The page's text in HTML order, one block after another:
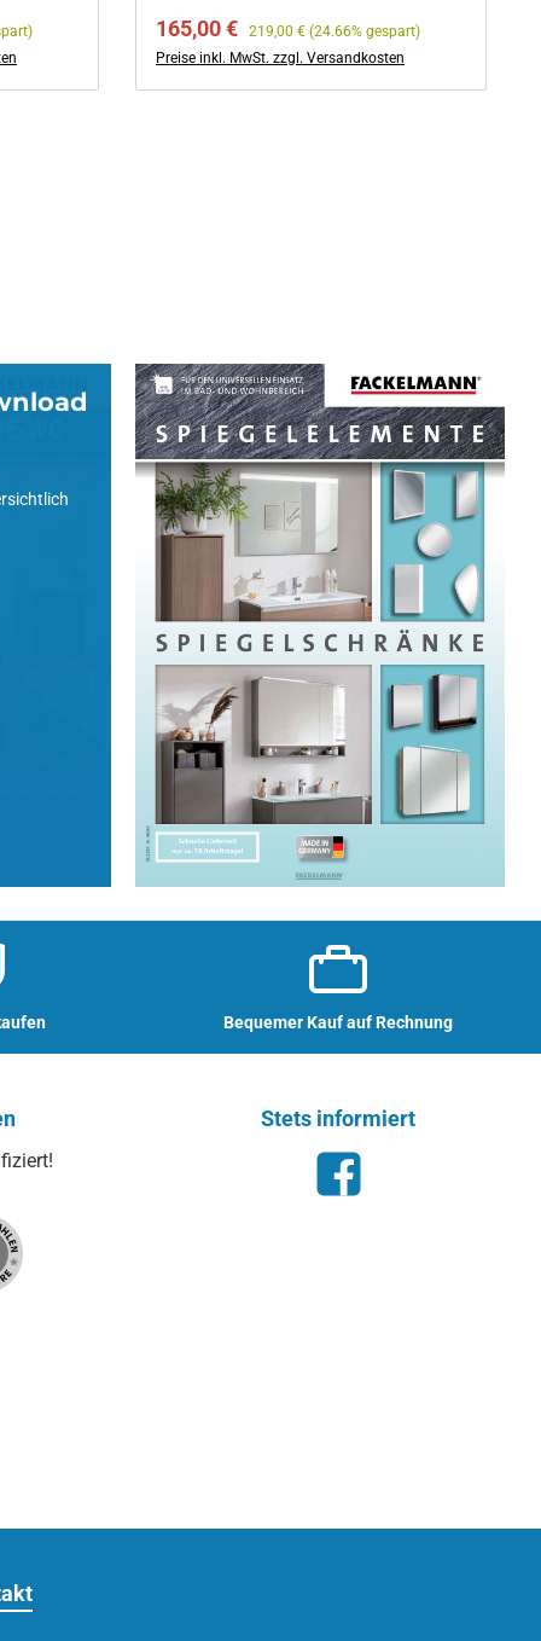
Verkaufspreis:
165,00 € Regulärer Preis:
219,00 € (24.66% gespart)
Preise inkl. MwSt. zzgl. Versandkosten
Spiegelschränke &
Elemente
Katalog zum Download
Bequemer Kauf auf Rechnung
Stets informiert
Facebook